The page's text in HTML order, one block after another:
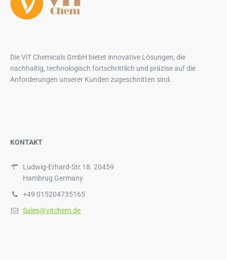
Die ViT Chemicals GmbH bietet innovative Lösungen, die
nachhaltig, technologisch fortschrittlich und präzise auf die
Anforderungen unserer Kunden zugeschnitten sind.
KONTAKT
Ludwig-Erhard-Str.18. 20459
Hambrug Germany
+49 015204735165
Sales@vitchem.de